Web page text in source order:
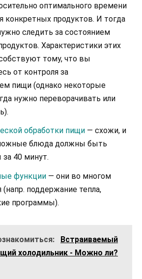
оптимального времени
конкретных продуктов. И тогда
следить за состоянием
Характеристики этих
тому, что вы
от контроля за
пищи (однако некоторые
нужно переворачивать или
обработки пищи — схожи, и
блюда должны быть
40 минут.
функции — они во многом
поддержание тепла,
программы).
Встраиваемый
холодильник - Можно ли?